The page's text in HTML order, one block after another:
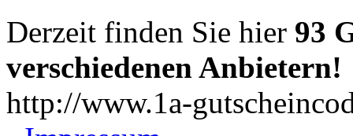
Derzeit finden Sie hier 93
verschiedenen Anbietern!
http://www.1a-